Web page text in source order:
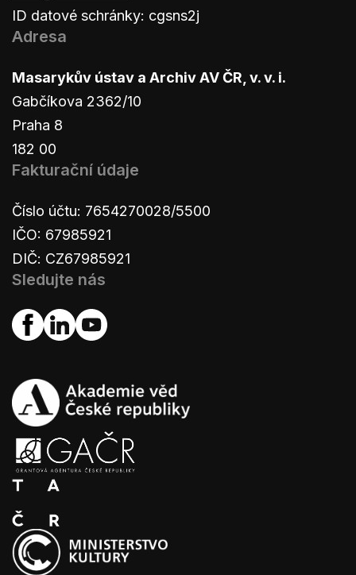
ID datové schránky: cgsns2j
Adresa
Masarykův ústav a Archiv AV ČR, v. v. i.
Gabčíkova 2362/10
Praha 8
182 00
Fakturační údaje
Číslo účtu: 7654270028/5500
IČO: 67985921
DIČ: CZ67985921
Sledujte nás